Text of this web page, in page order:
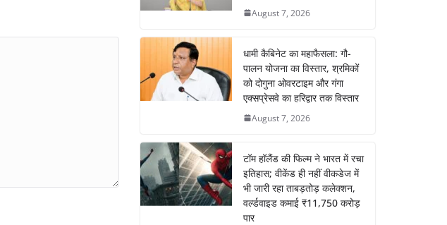
August 7, 2026
धामी कैबिनेट का महाफैसला: गौ-
पालन योजना का विस्तार, श्रमिकों
को दोगुना ओवरटाइम और गंगा
एक्सप्रेसवे का हरिद्वार तक विस्तार
August 7, 2026
टॉम हॉलैंड की फिल्म ने भारत में रचा
इतिहास; वीकेंड ही नहीं वीकडेज में
भी जारी रहा ताबड़तोड़ कलेक्शन,
वर्ल्डवाइड कमाई ₹11,750 करोड़
पार